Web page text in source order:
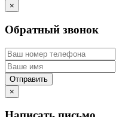
×
Обратный звонок
×